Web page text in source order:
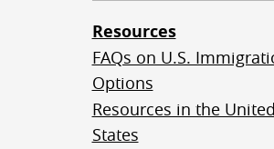
Resources
FAQs on U.S.
Options
Resources in the United
States